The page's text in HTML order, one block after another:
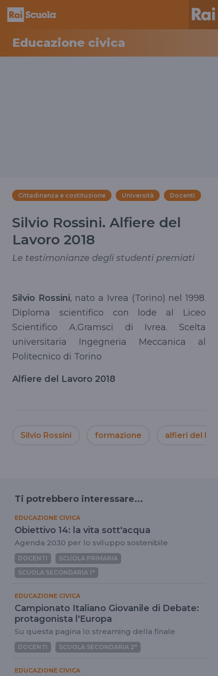
Educazione civica
Cittadinanza e costituzione Università Docenti
Silvio Rossini. Alfiere del
Lavoro 2018
Le testimonianze degli studenti premiati
Silvio Rossini, nato a Ivrea (Torino) nel 1998.
Diploma scientifico con lode al Liceo
Scientifico A.Gramsci di Ivrea. Scelta
universitaria Ingegneria Meccanica al
Politecnico di Torino
Alfiere del Lavoro 2018
Silvio Rossini formazione alfieri del
Ti potrebbero interessare...
EDUCAZIONE CIVICA
Obiettivo 14: la vita sott'acqua
Agenda 2030 per lo sviluppo sostenibile
DOCENTI
SCUOLA PRIMARIA
SCUOLA SECONDARIA 1°
EDUCAZIONE CIVICA
Campionato Italiano Giovanile di Debate:
protagonista l'Europa
Su questa pagina lo streaming della finale
DOCENTI SCUOLA SECONDARIA 2°
EDUCAZIONE CIVICA